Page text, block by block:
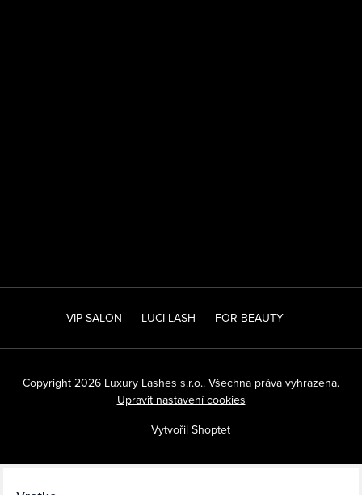
VIP-SALON LUCI-LASH FOR BEAUTY
Vytvořil Shoptet
Copyright 2026 Luxury Lashes s.r.o.. Všechna práva vyhrazena.
Upravit nastavení cookies